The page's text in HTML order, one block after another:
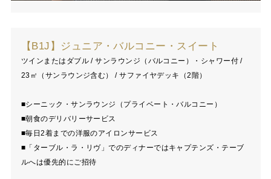
【B1J】ジュニア・バルコニー・スイート
ツインまたはダブル / サンラウンジ（バルコニー）・シャワー付 /
23㎡（サンラウンジ含む） / サファイヤデッキ（2階）
■シーニック・サンラウンジ（プライベート・バルコニー）
■朝食のデリバリーサービス
■毎日2着までの洋服のアイロンサービス
■「ターブル・ラ・リヴ」でのディナーではキャプテンズ・テーブ
ルへは優先的にご招待